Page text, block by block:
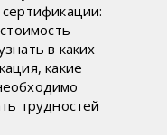
в каких
какие
трудностей